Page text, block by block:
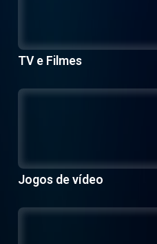
TV e Filmes
Jogos de vídeo